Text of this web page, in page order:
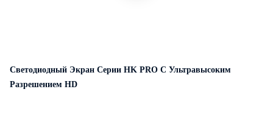
Светодиодный Экран Серии HK PRO С Ультравысоким
Разрешением HD